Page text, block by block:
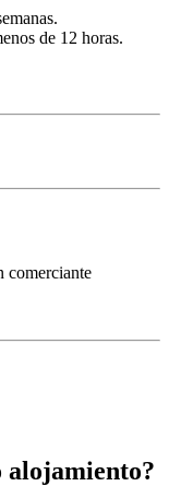
de 12 horas.
comerciante
alojamiento?